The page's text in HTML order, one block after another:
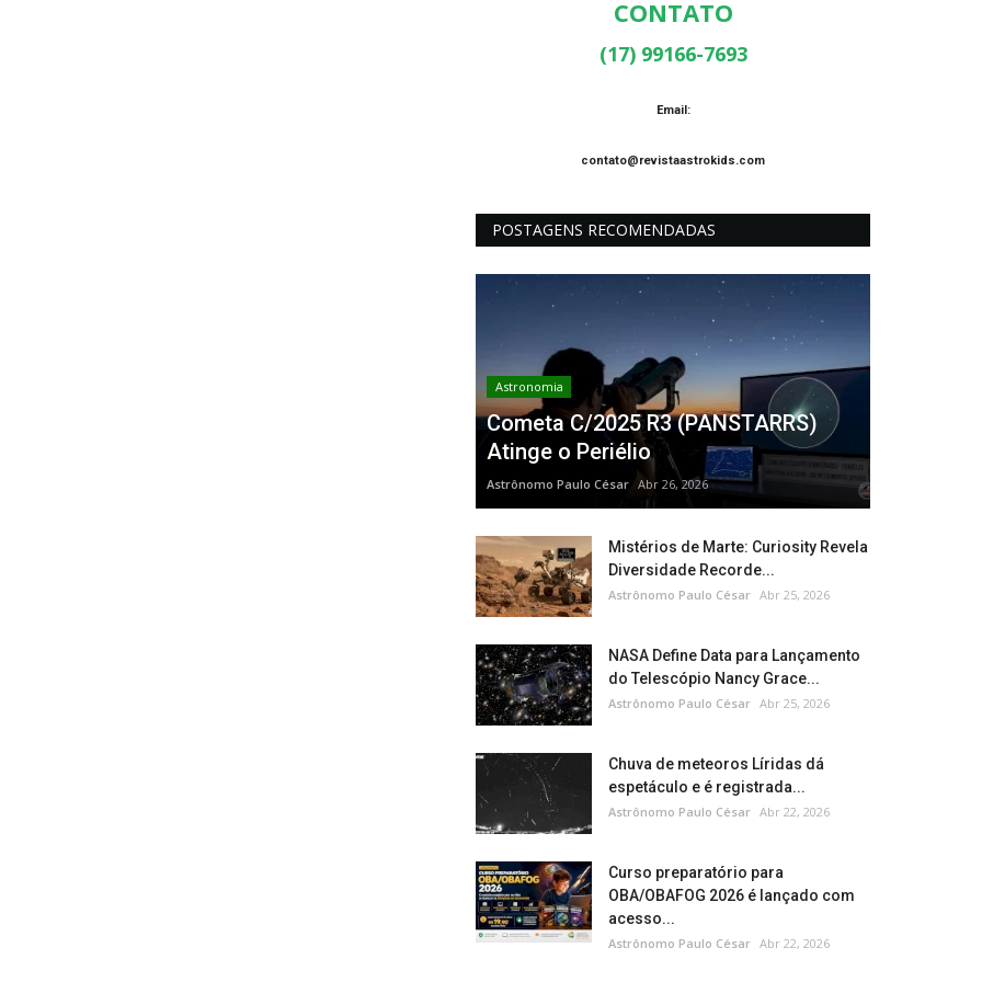
CONTATO
(17) 99166-7693
Email:
contato@revistaastrokids.com
POSTAGENS RECOMENDADAS
Astronomia
Cometa C/2025 R3 (PANSTARRS)
Atinge o Periélio
Astrônomo Paulo César Abr 26, 2026
Mistérios de Marte: Curiosity Revela
Diversidade Recorde...
Astrônomo Paulo César Abr 25, 2026
NASA Define Data para Lançamento
do Telescópio Nancy Grace...
Astrônomo Paulo César Abr 25, 2026
Chuva de meteoros Líridas dá
espetáculo e é registrada...
Astrônomo Paulo César Abr 22, 2026
Curso preparatório para
OBA/OBAFOG 2026 é lançado com
acesso...
Astrônomo Paulo César Abr 22, 2026